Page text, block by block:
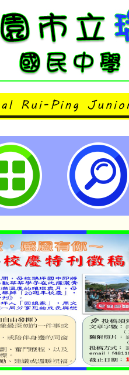
理2023年臺灣
坪國民中學
學年度第